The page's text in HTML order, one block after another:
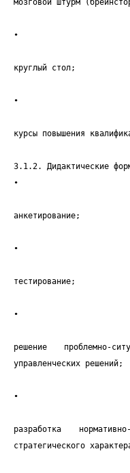
мозговой штурм
•
круглый стол;
•
курсы повышения
3.1.2. Дидактические
•
анкетирование;
•
тестирование;
•
решение проблемно-
управленческих решений;
•
разработка
стратегического